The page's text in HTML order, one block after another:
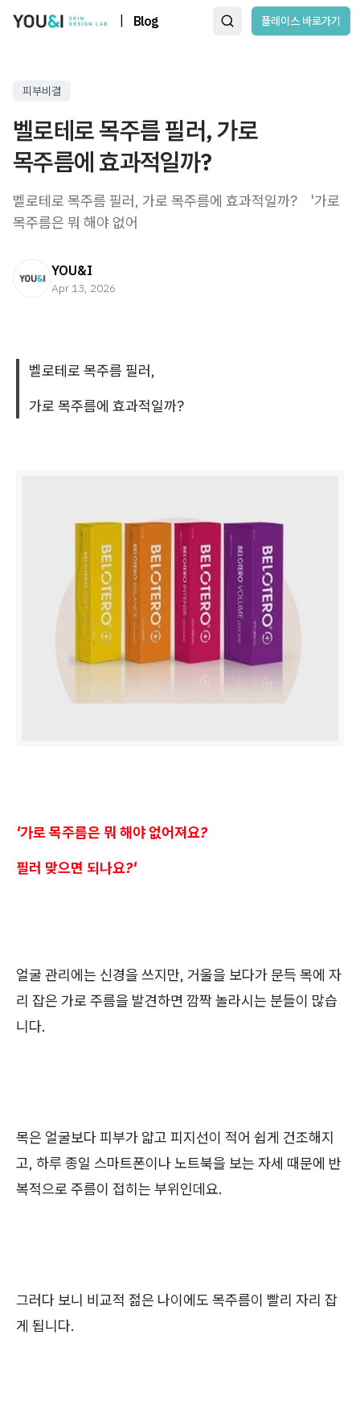
Blog 플레이스 바로가기
피부비결
벨로테로 목주름 필러, 가로
목주름에 효과적일까?
벨로테로 목주름 필러, 가로 목주름에 효과적일까? ​ ​ ​ '가로
목주름은 뭐 해야 없어
YOU&I
Apr 13, 2026
벨로테로 목주름 필러,
가로 목주름에 효과적일까?
'가로 목주름은 뭐 해야 없어져요?
필러 맞으면 되나요?'
얼굴 관리에는 신경을 쓰지만, 거울을 보다가 문득 목에 자
리 잡은 가로 주름을 발견하면 깜짝 놀라시는 분들이 많습
니다.
목은 얼굴보다 피부가 얇고 피지선이 적어 쉽게 건조해지
고, 하루 종일 스마트폰이나 노트북을 보는 자세 때문에 반
복적으로 주름이 접히는 부위인데요.
그러다 보니 비교적 젊은 나이에도 목주름이 빨리 자리 잡
게 됩니다.